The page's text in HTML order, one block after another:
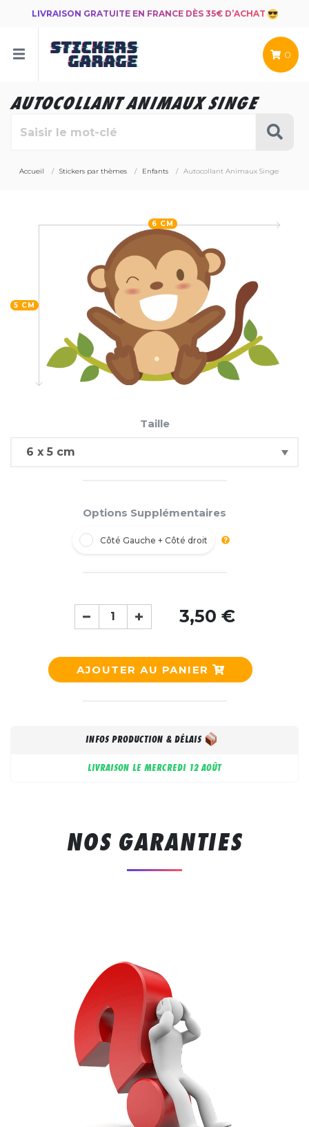
LIVRAISON GRATUITE EN FRANCE DÈS 35€ D’ACHAT
0
AUTOCOLLANT ANIMAUX SINGE
Accueil Stickers par thèmes Enfants Autocollant Animaux Singe
5 CM
6 CM
Taille
Options Supplémentaires
Côté Gauche + Côté droit
3,50 €
AJOUTER AU PANIER
INFOS PRODUCTION & DÉLAIS
LIVRAISON LE MERCREDI 12 AOÛT
NOS GARANTIES